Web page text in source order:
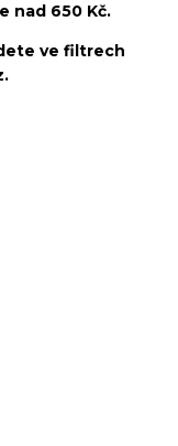
nad 650 Kč.
ve filtrech